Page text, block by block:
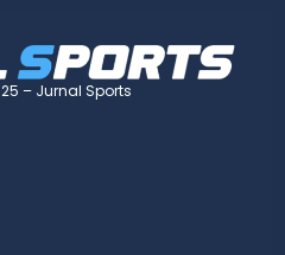
– Jurnal Sports